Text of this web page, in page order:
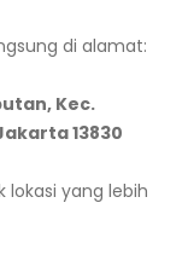
di alamat:
Kec.
13830
lokasi yang lebih